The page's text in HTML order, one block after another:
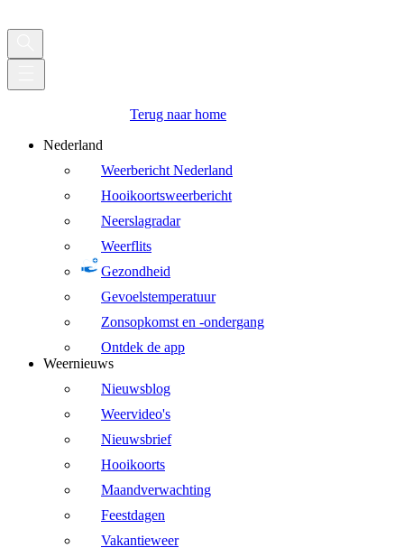
Terug naar home
Nederland
Weerbericht Nederland
Hooikoortsweerbericht
Neerslagradar
Weerflits
Gezondheid
Gevoelstemperatuur
Zonsopkomst en -ondergang
Ontdek de app
Weernieuws
Nieuwsblog
Weervideo's
Nieuwsbrief
Hooikoorts
Maandverwachting
Feestdagen
Vakantieweer